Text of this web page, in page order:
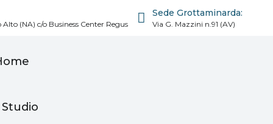
(NA) c/o Business Center Regus
Sede Grottaminarda:
Via G. Mazzini n.91 (AV)
Studio